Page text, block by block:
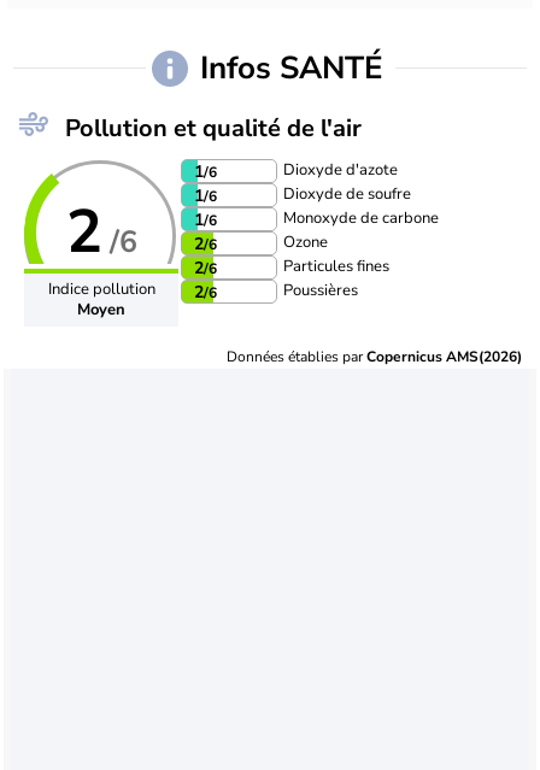
Infos SANTÉ
Pollution et qualité de l'air
2 /6
Indice pollution
Moyen
1/6 Dioxyde d'azote
1/6 Dioxyde de soufre
1/6 Monoxyde de carbone
2/6 Ozone
2/6 Particules fines
2/6 Poussières
Données établies parCopernicus AMS(2026)